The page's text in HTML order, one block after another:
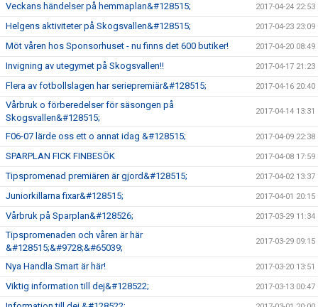
Veckans händelser på hemmaplan&#128515; 2017-04-24 22:53
Helgens aktiviteter på Skogsvallen&#128515; 2017-04-23 23:09
Möt våren hos Sponsorhuset - nu finns det 600 butiker! 2017-04-20 08:49
Invigning av utegymet på Skogsvallen!! 2017-04-17 21:23
Flera av fotbollslagen har seriepremiär&#128515; 2017-04-16 20:40
Vårbruk o förberedelser för säsongen på
Skogsvallen&#128515;
2017-04-14 13:31
F06-07 lärde oss ett o annat idag &#128515; 2017-04-09 22:38
SPARPLAN FICK FINBESÖK 2017-04-08 17:59
Tipspromenad premiären är gjord&#128515; 2017-04-02 13:37
Juniorkillarna fixar&#128515; 2017-04-01 20:15
Vårbruk på Sparplan&#128526; 2017-03-29 11:34
Tipspromenaden och våren är här
&#128515;&#9728;&#65039;
2017-03-29 09:15
Nya Handla Smart är här! 2017-03-20 13:51
Viktig information till dej&#128522; 2017-03-13 00:47